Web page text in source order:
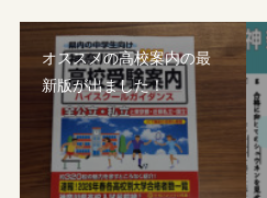
オススメの高校案内の最
新版が出ました！